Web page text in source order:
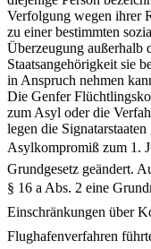
Verfolgung wegen ihrer
zu einer bestimmten
Überzeugung außerhalb
Staatsangehörigkeit sie
in Anspruch nehmen
Die Genfer
zum Asyl oder die
legen die
Asylkompromiß zum
Grundgesetz geändert.
§ 16 a Abs. 2 eine
Einschränkungen über
Flughafenverfahren